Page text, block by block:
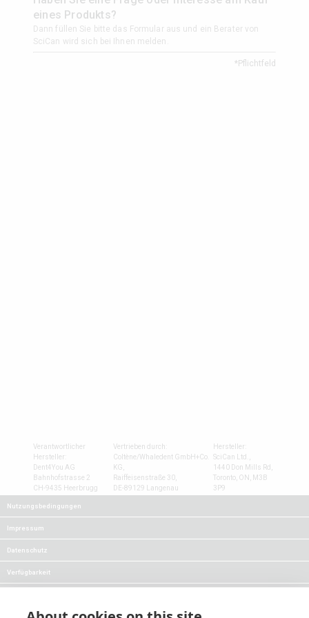
eines Produkts?
Dann füllen Sie bitte das Formular aus und ein Berater von
SciCan wird sich bei Ihnen melden.
*Pflichtfeld
Verantwortlicher
Hersteller:
Dent4You AG
Bahnhofstrasse 2
CH-9435 Heerbrugg
Vertrieben durch:
Coltène/Whaledent GmbH+Co.
KG,
Raiffeisenstraße 30,
DE-89129 Langenau
Hersteller:
SciCan Ltd.,
1440 Don Mills Rd,
Toronto, ON, M3B
3P9
Nutzungsbedingungen
Impressum
Datenschutz
Verfügbarkeit
Karriere